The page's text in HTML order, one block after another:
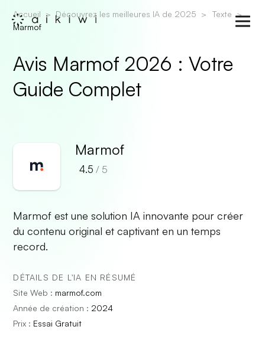
Accueil Découvrez les meilleures IA de 2025
Texte
Marmof
Avis Marmof 2026 : Votre
Guide Complet
Marmof
4.5 / 5
Marmof est une solution IA innovante pour créer
du contenu original et captivant en un temps
record.
DÉTAILS DE L'IA EN RÉSUMÉ
Site Web : marmof.com
Année de création : 2024
Prix : Essai Gratuit